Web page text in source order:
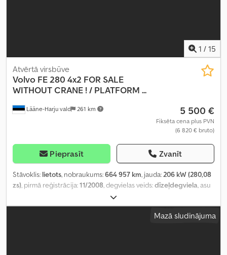
1 / 15
Lääne-Harju vald 261 km
Atvērtā virsbūve
Volvo FE 280 4x2 FOR SALE
WITHOUT CRANE ! / PLATFORM ...
5 500 €
Fiksēta cena plus PVN
(6 820 € bruto)
Pieprasīt Zvanīt
Stāvoklis: lietots, nobraukums:664 957 km, jauda:206 kW (280,08
zs), pirmā reģistrācija:11/2008, degvielas veids:dīzeļdegviela, asu
5 800 mm
krāsa:melns, pārnesuma veids:automātisks, emisijas klase:Euro 5,
10 450 mm, kopējais
Mazā sludinājuma